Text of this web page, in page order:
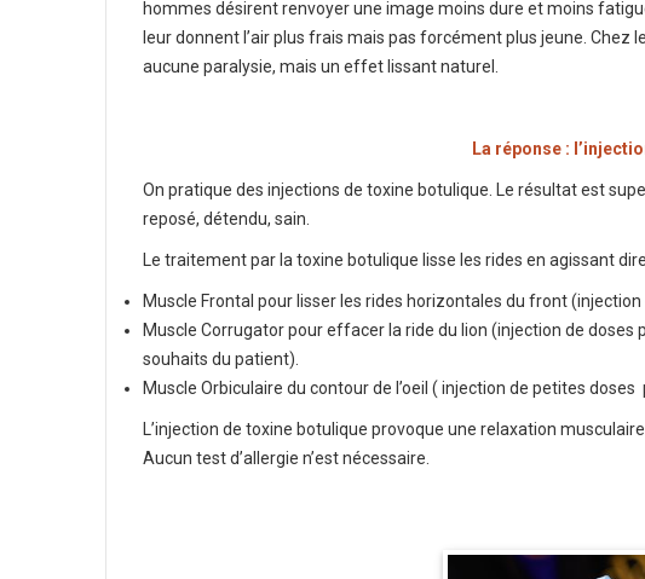
hommes désirent renvoyer une image moins dure et moins
leur donnent l’air plus frais mais pas forcément plus jeune. Chez
aucune paralysie, mais un effet lissant naturel.
La réponse :
On pratique des injections de toxine botulique. Le résultat est
reposé, détendu, sain.
Le traitement par la toxine botulique lisse les rides en agissant
Muscle Frontal pour lisser les rides horizontales du front
Muscle Corrugator pour effacer la ride du lion (injection de
souhaits du patient).
Muscle Orbiculaire du contour de l’oeil ( injection de petites
L’injection de toxine botulique provoque une relaxation
Aucun test d’allergie n’est nécessaire.